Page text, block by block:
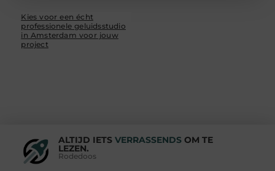
Kies voor een écht
professionele geluidsstudio
in Amsterdam voor jouw
project
ALTIJD IETS VERRASSENDSOM TE
LEZEN.
Rodedoos